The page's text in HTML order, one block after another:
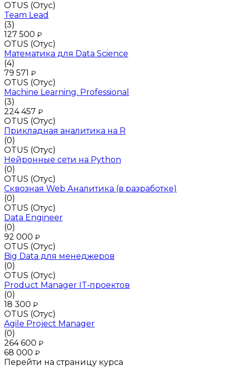
OTUS (Отус)
Team Lead
(3)
127 500 ₽
OTUS (Отус)
Математика для Data Science
(4)
79 571 ₽
OTUS (Отус)
Machine Learning. Professional
(3)
224 457 ₽
OTUS (Отус)
Прикладная аналитика на R
(0)
OTUS (Отус)
Нейронные сети на Python
(0)
OTUS (Отус)
Сквозная Web Аналитика (в разработке)
(0)
OTUS (Отус)
Data Engineer
(0)
92 000 ₽
OTUS (Отус)
Big Data для менеджеров
(0)
OTUS (Отус)
Product Manager IT‑проектов
(0)
18 300 ₽
OTUS (Отус)
Agile Project Manager
(0)
264 600 ₽
68 000 ₽
Перейти на страницу курса